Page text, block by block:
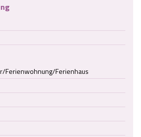
Ferienwohnung/Ferienhaus